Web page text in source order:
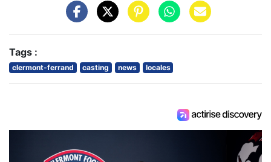
Tags :
clermont-ferrand casting news locales